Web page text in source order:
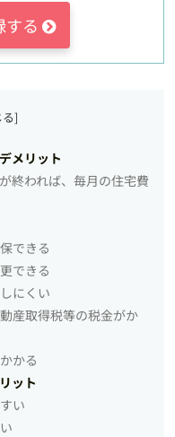
する
メリット
終われば、毎月の住宅費
できる
できる
にくい
産取得税等の税金がか
かる
ット
い